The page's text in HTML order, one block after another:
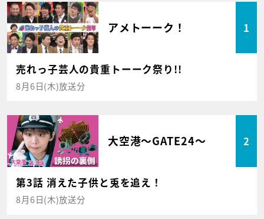
アメトーーク！ 1
売れっ子芸人の貴重トーーク祭り!!
8月6日(木)放送分
大空港～GATE24～ 2
第3話 消えた子供と兎を追え！
8月6日(木)放送分